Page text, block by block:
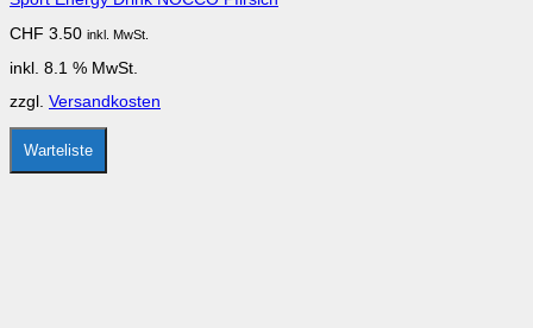
CHF 3.50 inkl. MwSt.
inkl. 8.1 % MwSt.
zzgl. Versandkosten
Warteliste